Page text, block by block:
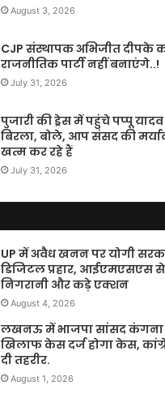
August 3, 2026
CJP संस्थापक अभिजीत दीपके
राजनीतिक पार्टी नहीं बनाएंगे..!
July 31, 2026
पुजारी की ड्रेस में पहुंचे पप्पू
बिरला, बोले, आप संसद की
खत्म कर रहे हैं
July 31, 2026
UP में अवैध खनन पर योगी
डिजिटल प्रहार, आईएमएसएस
निगरानी और कड़े एक्शन
August 4, 2026
लखनऊ में भाजपा सांसद कंगना
खिलाफ केस दर्ज होगा केस,
दी तहरीर.
August 1, 2026